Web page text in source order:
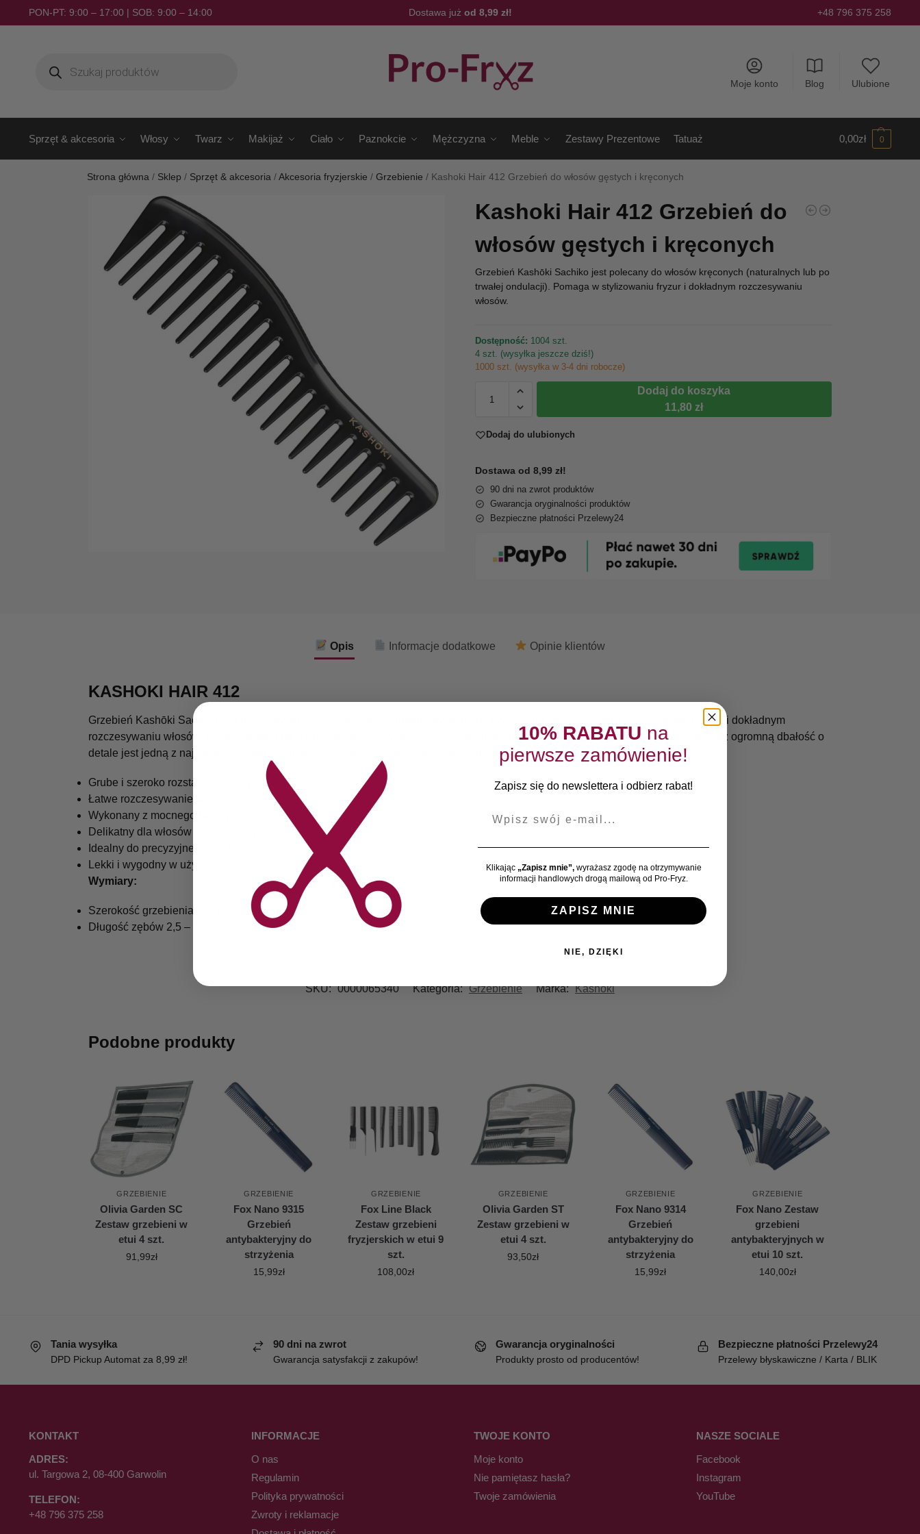
PON-PT: 9:00 – 17:00 | SOB: 9:00 – 14:00 Dostawa już od 8,99 zł! +48 796 375 258
Moje konto Blog Ulubione
Sprzęt & akcesoria Włosy Twarz Makijaż Ciało Paznokcie Mężczyzna Meble Zestawy Prezentowe Tatuaż 0,00zł 0
Strona główna / Sklep / Sprzęt & akcesoria /Akcesoria fryzjerskie /Grzebienie / Kashoki Hair 412 Grzebień do włosów gęstych i kręconych
Kashoki Hair 412 Grzebień do
włosów gęstych i kręconych
Grzebień Kashōki Sachiko jest polecany do włosów kręconych (naturalnych lub po
trwałej ondulacji). Pomaga w stylizowaniu fryzur i dokładnym rozczesywaniu
włosów.
Dostępność: 1004 szt.
4 szt. (wysyłka jeszcze dziś!)
1000 szt. (wysyłka w 3-4 dni robocze)
Dodaj do koszyka
11,80 zł
Dodaj do ulubionych
Dostawa od 8,99 zł!
90 dni na zwrot produktów
Gwarancja oryginalności produktów
Bezpieczne płatności Przelewy24
Opis Informacje dodatkowe Opinie klientów
KASHOKI HAIR 412
Grzebień Kashōki Sachiko jest polecany do włosów kręconych (naturalnych lub po trwałej ondulacji). Pomaga w stylizowaniu fryzur i dokładnym
rozczesywaniu włosów. Do stosowania na suche i mokre włosy. Kolekcja grzebieni Kashōki ze względu na nowoczesny design oraz ogromną dbałość o
detale jest jedną z najbardziej eleganckich propozycji w segmencie akcesoriów do stylizacji włosów.
Grube i szeroko rozstawione zęby
Łatwe rozczesywanie włosów
Wykonany z mocnego tworzywa
Delikatny dla włosów i skóry głowy
Idealny do precyzyjnego modelowania
Lekki i wygodny w użyciu
Wymiary:
Szerokość grzebienia 18 cm
Długość zębów 2,5 – 4 cm
SKU: 0000065340 Kategoria: Grzebienie Marka: Kashoki
Podobne produkty
GRZEBIENIE
Olivia Garden SC
Zestaw grzebieni w
etui 4 szt.
91,99zł
GRZEBIENIE
Fox Nano 9315
Grzebień
antybakteryjny do
strzyżenia
15,99zł
GRZEBIENIE
Fox Line Black
Zestaw grzebieni
fryzjerskich w etui 9
szt.
108,00zł
GRZEBIENIE
Olivia Garden ST
Zestaw grzebieni w
etui 4 szt.
93,50zł
GRZEBIENIE
Fox Nano 9314
Grzebień
antybakteryjny do
strzyżenia
15,99zł
GRZEBIENIE
Fox Nano Zestaw
grzebieni
antybakteryjnych w
etui 10 szt.
140,00zł
Tania wysyłka
DPD Pickup Automat za 8,99 zł!
90 dni na zwrot
Gwarancja satysfakcji z zakupów!
Gwarancja oryginalności
Produkty prosto od producentów!
Bezpieczne płatności Przelewy24
Przelewy błyskawiczne / Karta / BLIK
KONTAKT
ADRES:
ul. Targowa 2, 08-400 Garwolin
TELEFON:
+48 796 375 258
INFORMACJE
O nas
Regulamin
Polityka prywatności
Zwroty i reklamacje
TWOJE KONTO
Moje konto
Nie pamiętasz hasła?
Twoje zamówienia
NASZE SOCIALE
Facebook
Instagram
YouTube
10% RABATU na
pierwsze zamówienie!
Zapisz się do newslettera i odbierz rabat!
Klikając „Zapisz mnie”,wyrażasz zgodę na otrzymywanie
informacji handlowych drogą mailową od Pro-Fryz.
ZAPISZ MNIE
NIE, DZIĘKI